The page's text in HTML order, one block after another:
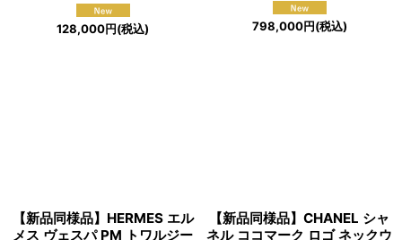
128,000円(税込) 798,000円(税込)
【新品同様品】HERMES エル
メス ヴェスパ PM トワルジー
【新品同様品】CHANEL シャ
ネル ココマーク ロゴ ネックウ